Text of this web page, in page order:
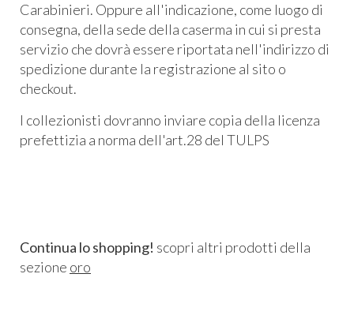
Carabinieri. Oppure all'indicazione, come luogo di
consegna, della sede della caserma in cui si presta
servizio che dovrà essere riportata nell'indirizzo di
spedizione durante la registrazione al sito o
checkout.
I collezionisti dovranno inviare copia della licenza
prefettizia a norma dell'art.28 del TULPS
Continua lo shopping! scopri altri prodotti della
sezione oro